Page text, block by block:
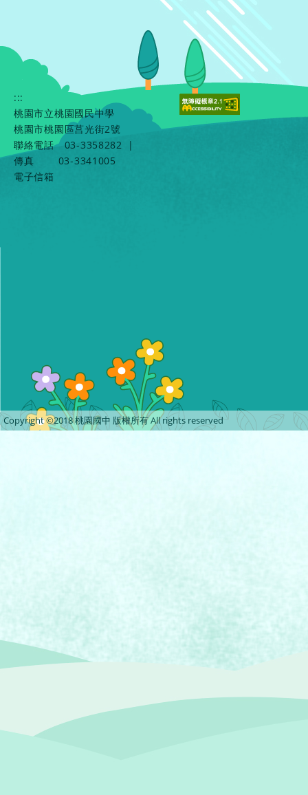
:::
桃園市立桃園國民中學
桃園市桃園區莒光街2號
聯絡電話
03-3358282
|
傳真
03-3341005
電子信箱
Copyright ©2018 桃園國中 版權所有 All rights reserved